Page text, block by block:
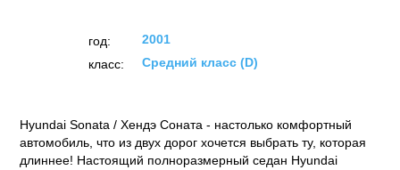
год:
2001
класс:
Средний класс (D)
Hyundai Sonata / Хендэ Соната - настолько комфортный
автомобиль, что из двух дорог хочется выбрать ту, которая
длиннее! Настоящий полноразмерный седан Hyundai